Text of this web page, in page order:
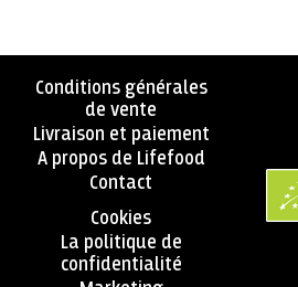
Conditions générales
de vente
Livraison et paiement
A propos de Lifefood
Contact
Cookies
La politique de
confidentialité